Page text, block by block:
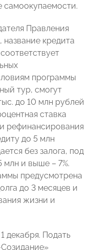
самоокупаемости.
Правления
, название кредита
программы
тур, смогут
до 10 млн рублей
ставка
рефинансирования
до 5 млн
без залога, под
млн и выше – 7%.
предусмотрена
до 3 месяцев и
жизни и
декабря. Подать